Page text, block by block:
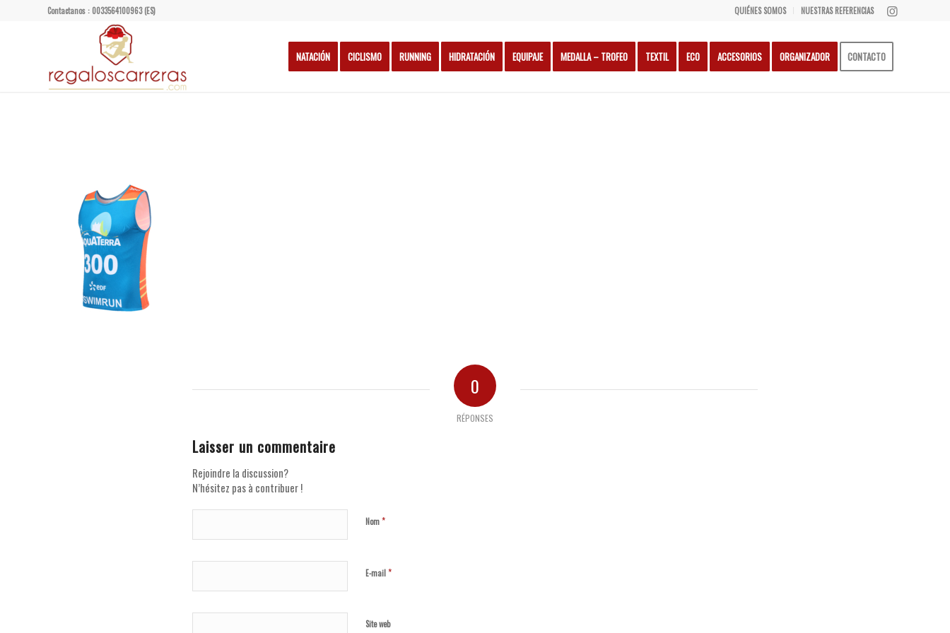
QUIÉNES SOMOS NUESTRAS REFERENCIAS
Contactanos : 0033564100963 (ES)
NATACIÓN CICLISMO RUNNING HIDRATACIÓN EQUIPAJE MEDALLA – TROFEO TEXTIL ECO ACCESORIOS ORGANIZADOR CONTACTO
0
RÉPONSES
Laisser un commentaire
Rejoindre la discussion?
N’hésitez pas à contribuer !
Nom*
E-mail*
Site web